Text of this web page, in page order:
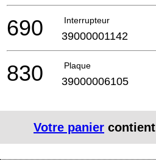
Interrupteur
690 39000001142
Plaque
830 39000006105
Votre panier contient